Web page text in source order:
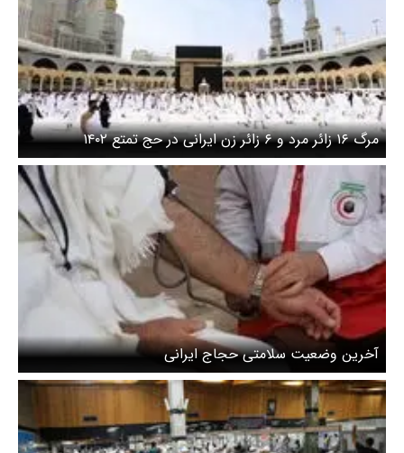
مرگ ۱۶ زائر مرد و ۶ زائر زن ایرانی در حج تمتع ۱۴۰۲
آخرین وضعیت سلامتی حجاج ایرانی